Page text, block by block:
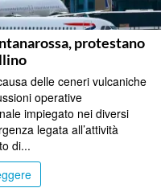
protestano
delle ceneri vulcaniche
operative
impiegato nei diversi
legata all’attività
di...